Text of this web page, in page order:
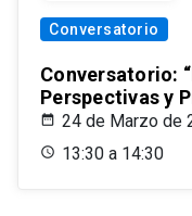
Conversatorio
Conversatorio:
Perspectivas y
24 de Marzo de
13:30 a 14:30